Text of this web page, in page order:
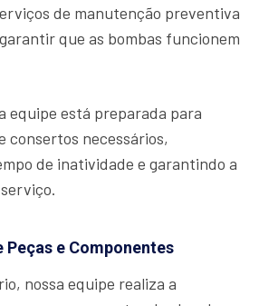
de manutenção preventiva
que as bombas funcionem
equipe está preparada para
consertos necessários,
de inatividade e garantindo a
e Componentes
nossa equipe realiza a